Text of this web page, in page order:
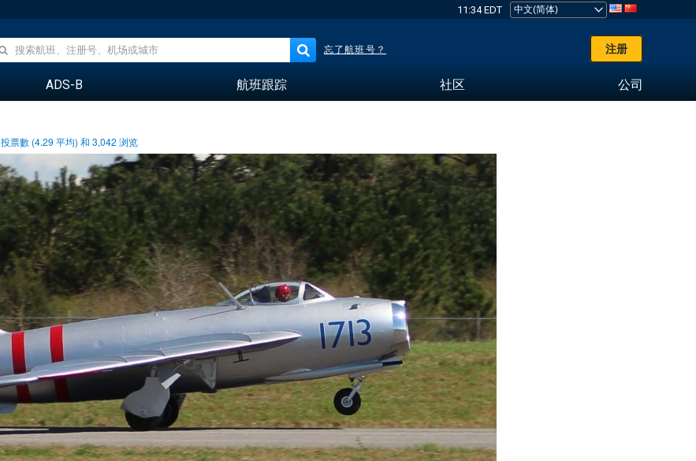
11:34 EDT
忘了航班号？ 注册
ADS-B 航班跟踪 社区 公司
投票數 (4.29 平均) 和3,042 浏览